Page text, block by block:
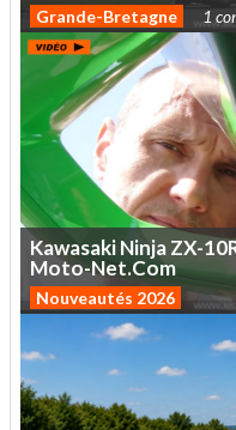
Grande-Bretagne 1
KawasakiNinjaZX-
Moto-Net.Com
Nouveautés 2026